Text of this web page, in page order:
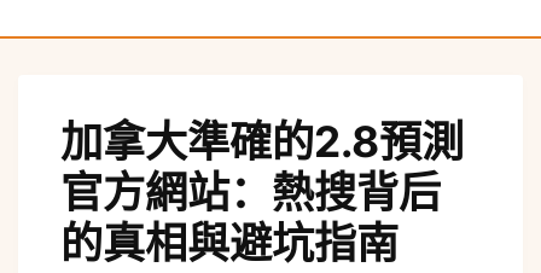
加拿大準確的2.8預測
官方網站：熱搜背后
的真相與避坑指南